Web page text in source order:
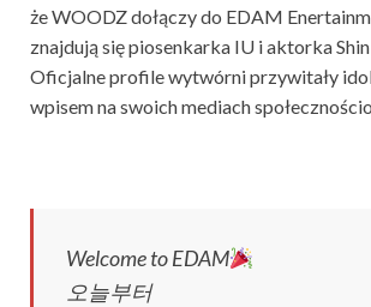
że WOODZ dołączy do EDAM
znajdują się piosenkarka IU i aktorka Shin
Oficjalne profile wytwórni przywitały
wpisem na swoich mediach
Welcome to EDAM
오늘부터